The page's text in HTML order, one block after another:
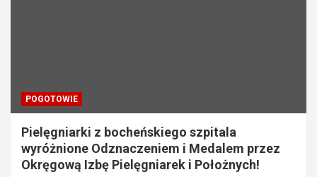
POGOTOWIE
Pielęgniarki z bocheńskiego szpitala
wyróżnione Odznaczeniem i Medalem przez
Okręgową Izbę Pielęgniarek i Położnych!